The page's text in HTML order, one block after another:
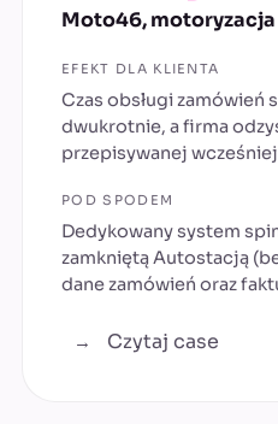
Moto46,
EFEKT DLA KLIENTA
Czas obsługi zamówień
dwukrotnie, a firma
przepisywanej
POD SPODEM
Dedykowany system
zamkniętą Autostacją
dane zamówień oraz
→ Czytaj case